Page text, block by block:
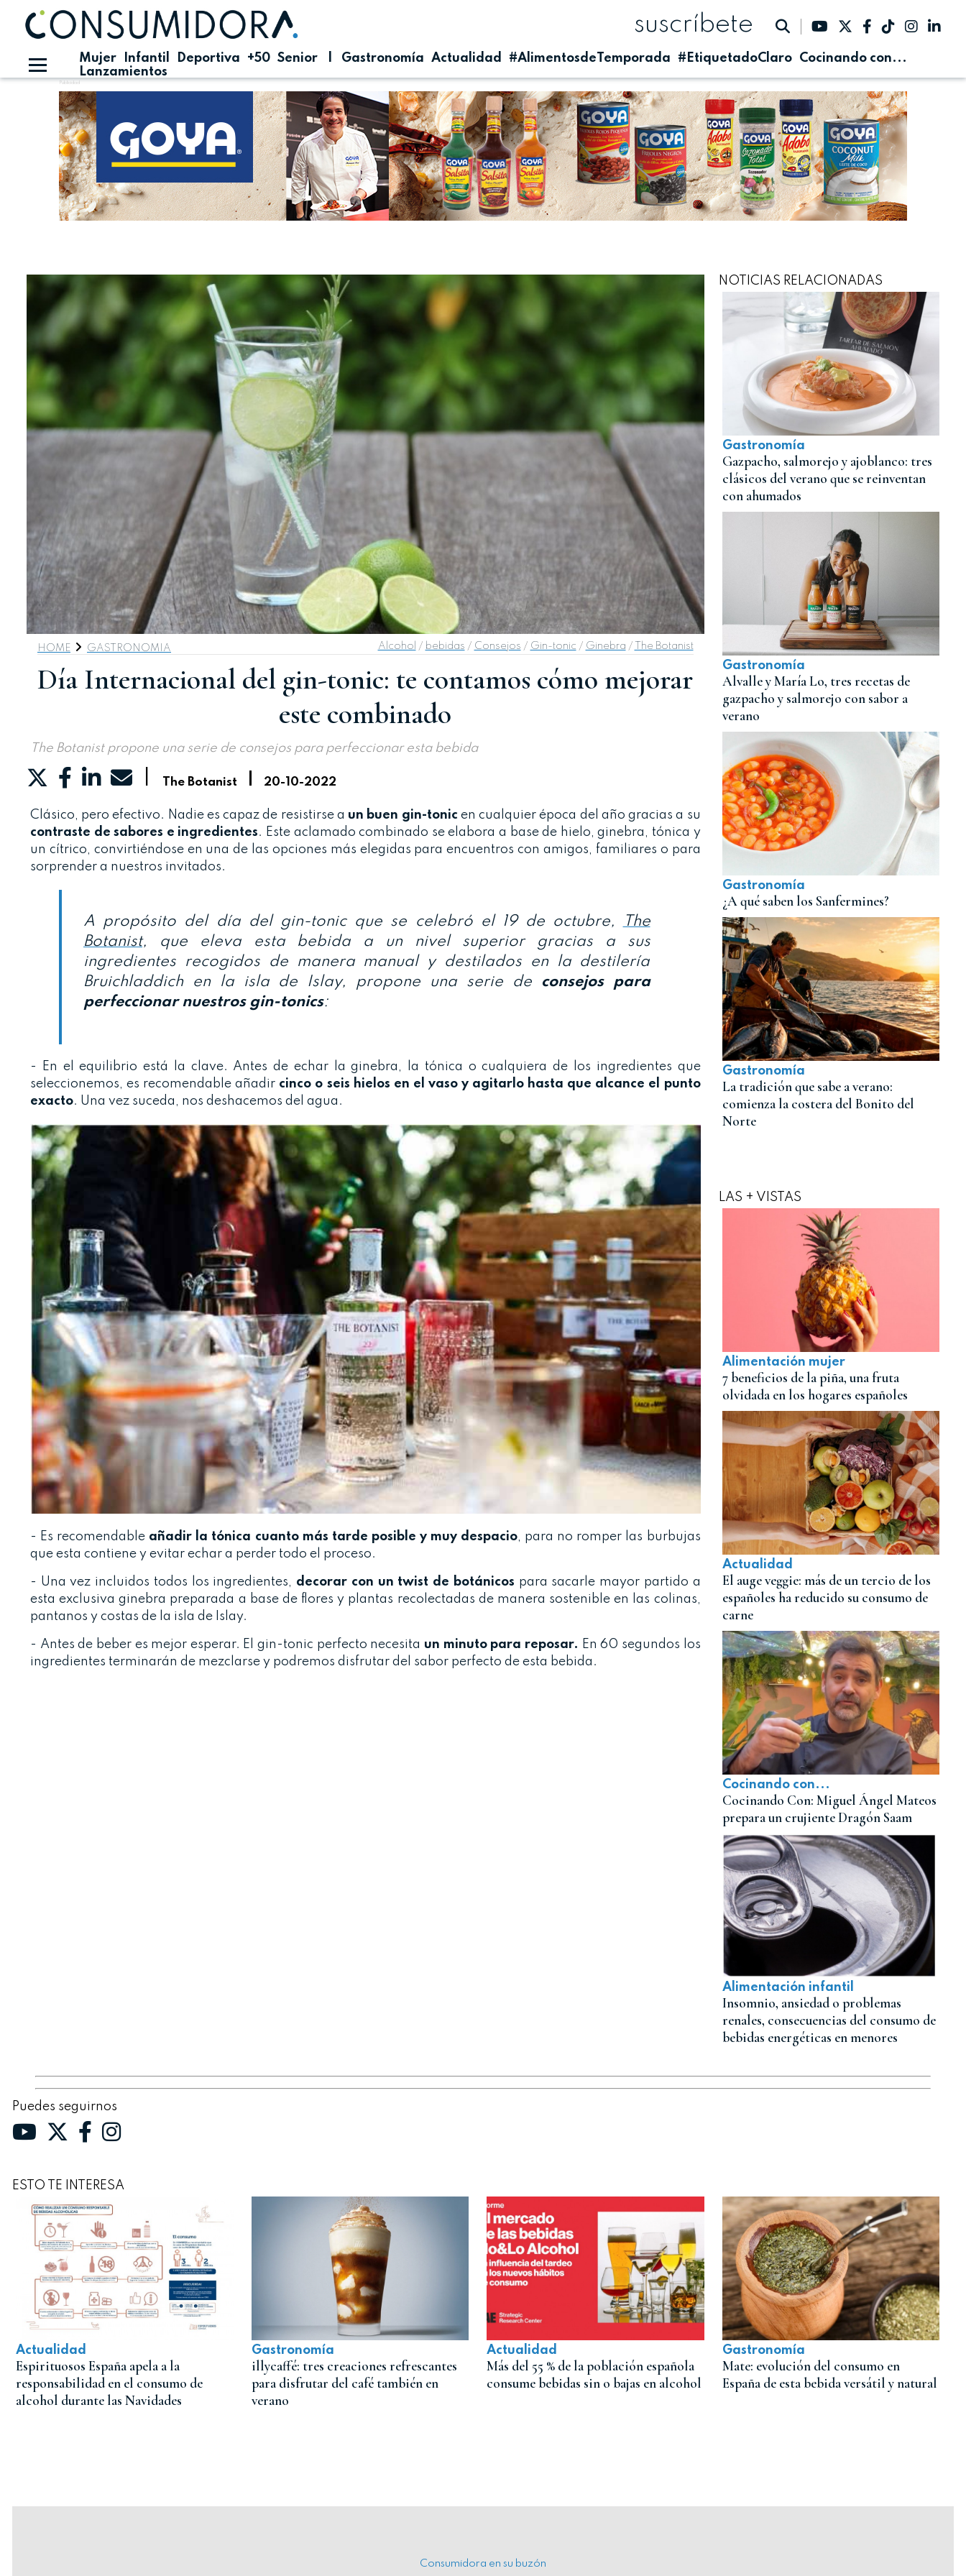
Mujer Infantil Deportiva +50 Senior | Gastronomía Actualidad #AlimentosdeTemporada #EtiquetadoClaro
Cocinando con...
Lanzamientos
suscríbete
Publicidad
HOME GASTRONOMIA Alcohol / bebidas / Consejos / Gin-tonic / Ginebra / The Botanist
Día Internacional del gin-tonic: te contamos cómo mejorar
este combinado
The Botanist propone una serie de consejos para perfeccionar esta bebida
| The Botanist | 20-10-2022
Clásico, pero efectivo. Nadie es capaz de resistirse a un buen gin-tonic en cualquier época del año gracias a su
contraste de sabores e ingredientes. Este aclamado combinado se elabora a base de hielo, ginebra, tónica y
un cítrico, convirtiéndose en una de las opciones más elegidas para encuentros con amigos, familiares o para
sorprender a nuestros invitados.
A propósito del día del gin-tonic que se celebró el 19 de octubre,
The
Botanist, que eleva esta bebida a un nivel superior gracias a sus
ingredientes recogidos de manera manual y destilados en la destilería
Bruichladdich en la isla de Islay, propone una serie de
consejos para
perfeccionar nuestros gin-tonics:
- En el equilibrio está la clave. Antes de echar la ginebra, la tónica o cualquiera de los ingredientes que
seleccionemos, es recomendable añadir cinco o seis hielos en el vaso y agitarlo hasta que alcance el punto
exacto. Una vez suceda, nos deshacemos del agua.
- Es recomendable añadir la tónica cuanto más tarde posible y muy despacio, para no romper las burbujas
que esta contiene y evitar echar a perder todo el proceso.
- Una vez incluidos todos los ingredientes, decorar con un twist de botánicos para sacarle mayor partido a
esta exclusiva ginebra preparada a base de flores y plantas recolectadas de manera sostenible en las colinas,
pantanos y costas de la isla de Islay.
- Antes de beber es mejor esperar. El gin-tonic perfecto necesita un minuto para reposar. En 60 segundos los
ingredientes terminarán de mezclarse y podremos disfrutar del sabor perfecto de esta bebida.
Puedes seguirnos
NOTICIAS RELACIONADAS
Gastronomía
Gazpacho, salmorejo y ajoblanco: tres
clásicos del verano que se reinventan
con ahumados
Gastronomía
Alvalle y María Lo, tres recetas de
gazpacho y salmorejo con sabor a
verano
Gastronomía
¿A qué saben los Sanfermines?
Gastronomía
La tradición que sabe a verano:
comienza la costera del Bonito del
Norte
LAS + VISTAS
Alimentación mujer
7 beneficios de la piña, una fruta
olvidada en los hogares españoles
Actualidad
El auge veggie: más de un tercio de los
españoles ha reducido su consumo de
carne
Cocinando con...
Cocinando Con: Miguel Ángel Mateos
prepara un crujiente Dragón Saam
Alimentación infantil
Insomnio, ansiedad o problemas
renales, consecuencias del consumo de
bebidas energéticas en menores
ESTO TE INTERESA
Actualidad
Espirituosos España apela a la
responsabilidad en el consumo de
alcohol durante las Navidades
Gastronomía
illycaffé: tres creaciones refrescantes
para disfrutar del café también en
verano
Actualidad
Más del 55 % de la población española
consume bebidas sin o bajas en alcohol
Gastronomía
Mate: evolución del consumo en
España de esta bebida versátil y natural
Consumidora en su buzón